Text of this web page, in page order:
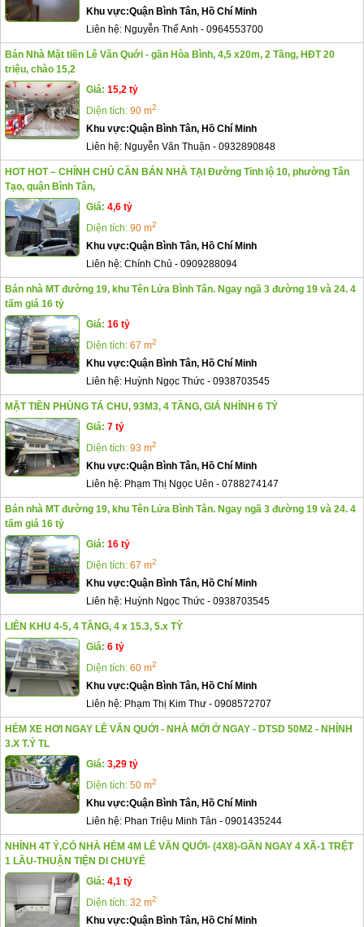
Khu vực:Quận Bình Tân, Hồ Chí Minh
Liên hệ: Nguyễn Thế Anh - 0964553700
Bán Nhà Mặt tiền Lê Văn Quới - gần Hòa Bình, 4,5 x20m, 2 Tầng, HĐT 20
triệu, chào 15,2
Giá: 15,2 tỷ
Diện tích: 90 m2
Khu vực:Quận Bình Tân, Hồ Chí Minh
Liên hệ: Nguyễn Văn Thuận - 0932890848
HOT HOT – CHÍNH CHỦ CẦN BÁN NHÀ TẠI Đường Tỉnh lộ 10, phường Tân
Tạo, quận Bình Tân,
Giá: 4,6 tỷ
Diện tích: 90 m2
Khu vực:Quận Bình Tân, Hồ Chí Minh
Liên hệ: Chính Chủ - 0909288094
Bán nhà MT đường 19, khu Tên Lửa Bình Tân. Ngay ngã 3 đường 19 và 24. 4
tấm giá 16 tỷ
Giá: 16 tỷ
Diện tích: 67 m2
Khu vực:Quận Bình Tân, Hồ Chí Minh
Liên hệ: Huỳnh Ngọc Thức - 0938703545
MẶT TIỀN PHÙNG TÁ CHU, 93M3, 4 TẦNG, GIÁ NHỈNH 6 TỶ
Giá: 7 tỷ
Diện tích: 93 m2
Khu vực:Quận Bình Tân, Hồ Chí Minh
Liên hệ: Phạm Thị Ngọc Uên - 0788274147
Bán nhà MT đường 19, khu Tên Lửa Bình Tân. Ngay ngã 3 đường 19 và 24. 4
tấm giá 16 tỷ
Giá: 16 tỷ
Diện tích: 67 m2
Khu vực:Quận Bình Tân, Hồ Chí Minh
Liên hệ: Huỳnh Ngọc Thức - 0938703545
LIÊN KHU 4-5, 4 TẦNG, 4 x 15.3, 5.x TỶ
Giá: 6 tỷ
Diện tích: 60 m2
Khu vực:Quận Bình Tân, Hồ Chí Minh
Liên hệ: Phạm Thị Kim Thư - 0908572707
HẺM XE HƠI NGAY LÊ VĂN QUỚI - NHÀ MỚI Ở NGAY - DTSD 50M2 - NHỈNH
3.X T.Ỷ TL
Giá: 3,29 tỷ
Diện tích: 50 m2
Khu vực:Quận Bình Tân, Hồ Chí Minh
Liên hệ: Phan Triệu Minh Tân - 0901435244
NHỈNH 4T Ỷ,CÓ NHÀ HẺM 4M LÊ VĂN QUỚI- (4X8)-GẦN NGAY 4 XÃ-1 TRỆT
1 LẦU-THUẬN TIỆN DI CHUYỂ
Giá: 4,1 tỷ
Diện tích: 32 m2
Khu vực:Quận Bình Tân, Hồ Chí Minh